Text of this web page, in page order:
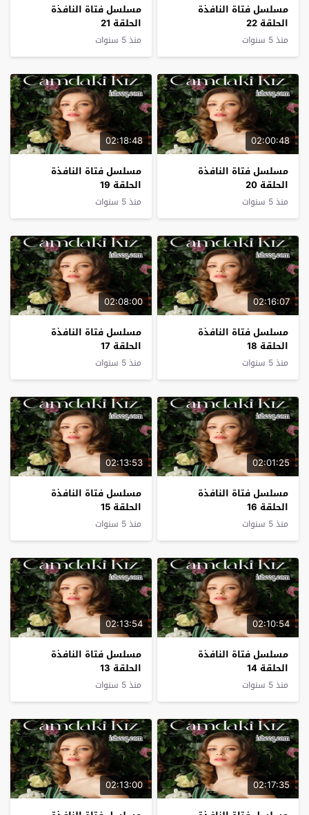
مسلسل فتاة النافذة
الحلقة 22
منذ 5 سنوات
مسلسل فتاة النافذة
الحلقة 21
منذ 5 سنوات
02:00:48
مسلسل فتاة النافذة
الحلقة 20
منذ 5 سنوات
02:18:48
مسلسل فتاة النافذة
الحلقة 19
منذ 5 سنوات
02:16:07
مسلسل فتاة النافذة
الحلقة 18
منذ 5 سنوات
02:08:00
مسلسل فتاة النافذة
الحلقة 17
منذ 5 سنوات
02:01:25
مسلسل فتاة النافذة
الحلقة 16
منذ 5 سنوات
02:13:53
مسلسل فتاة النافذة
الحلقة 15
منذ 5 سنوات
02:10:54
مسلسل فتاة النافذة
الحلقة 14
منذ 5 سنوات
02:13:54
مسلسل فتاة النافذة
الحلقة 13
منذ 5 سنوات
02:17:35
02:13:00